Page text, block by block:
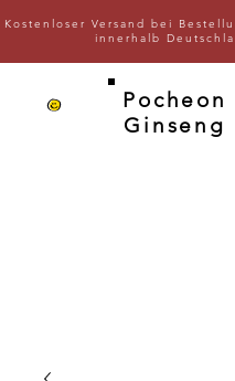
Kostenloser Versand bei
innerhalb
Pocheon
Ginseng